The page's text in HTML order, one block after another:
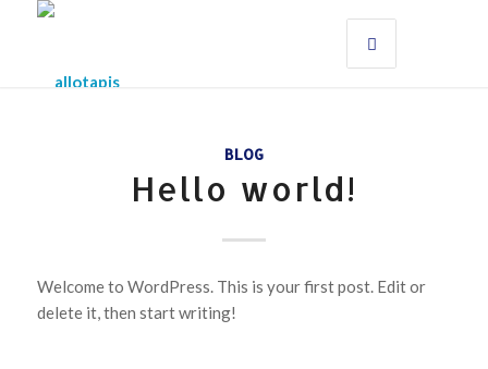
BLOG
Hello world!
Welcome to WordPress. This is your first post. Edit or
delete it, then start writing!